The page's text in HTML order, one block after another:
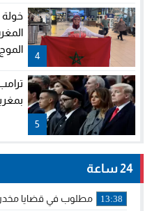
4
خولة
5
24 ساعة
13:38 مطلوب في قضايا